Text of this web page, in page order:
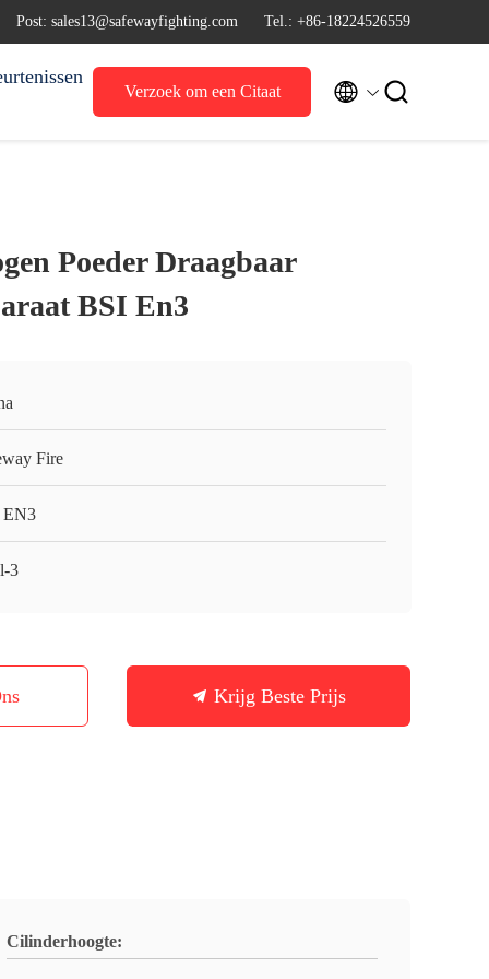
Post: sales13@safewayfighting.com Tel.: +86-18224526559
Verzoek om een Citaat  
Poeder Draagbaar
BSI En3
Fire
3
Krijg Beste Prijs
Cilinderhoogte: